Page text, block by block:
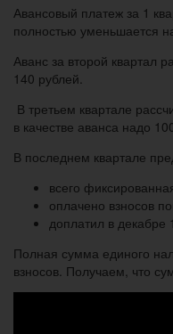
Авансовый платеж за 1
полностью уменьшается
Аванс за второй квартал
140 рублей.
В третьем квартале
в качестве аванса надо
В последнем квартале
всего
оплачено взносов
доплатил в декабре
Полная сумма единого
взносов. Получаем, что